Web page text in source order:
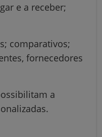
e a receber;
comparativos;
fornecedores
a